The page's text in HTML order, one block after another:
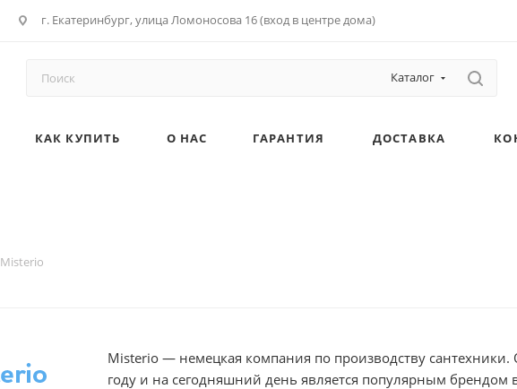
г. Екатеринбург, улица Ломоносова 16 (вход в центре дома)
Каталог
КАК КУПИТЬ О НАС ГАРАНТИЯ ДОСТАВКА
Misterio
Misterio — немецкая компания по производству сантехники.
году и на сегодняшний день является популярным брендом